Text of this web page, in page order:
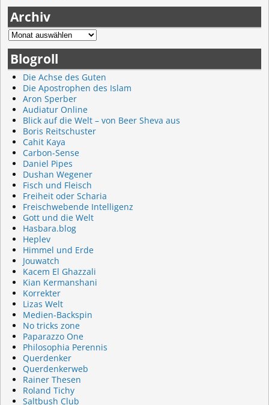
Archiv
Blogroll
Die Achse des Guten
Die Apostrophen des Islam
Aron Sperber
Audiatur Online
Blick auf die Welt – von Beer Sheva aus
Boris Reitschuster
Cahit Kaya
Carbon-Sense
Daniel Pipes
Dushan Wegener
Fisch und Fleisch
Freiheit oder Scharia
Freischwebende Intelligenz
Gott und die Welt
Hasbara.blog
Heplev
Himmel und Erde
Jouwatch
Kacem El Ghazzali
Kian Kermanshani
Korrekter
Lizas Welt
Medien-Backspin
No tricks zone
Paparazzo One
Philosophia Perennis
Querdenker
Querdenkerweb
Rainer Thesen
Roland Tichy
Saltbush Club